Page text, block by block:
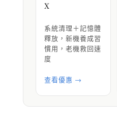
X
系統清理＋記憶體
釋放，新機養成習
慣用，老機救回速
度
查看優惠 →